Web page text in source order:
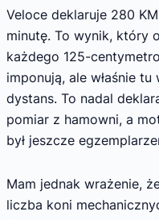
Veloce deklaruje 280
minutę. To wynik, który
każdego 125-
imponują, ale właśnie
dystans. To nadal
pomiar z hamowni, a
był jeszcze
Mam jednak wrażenie,
liczba koni